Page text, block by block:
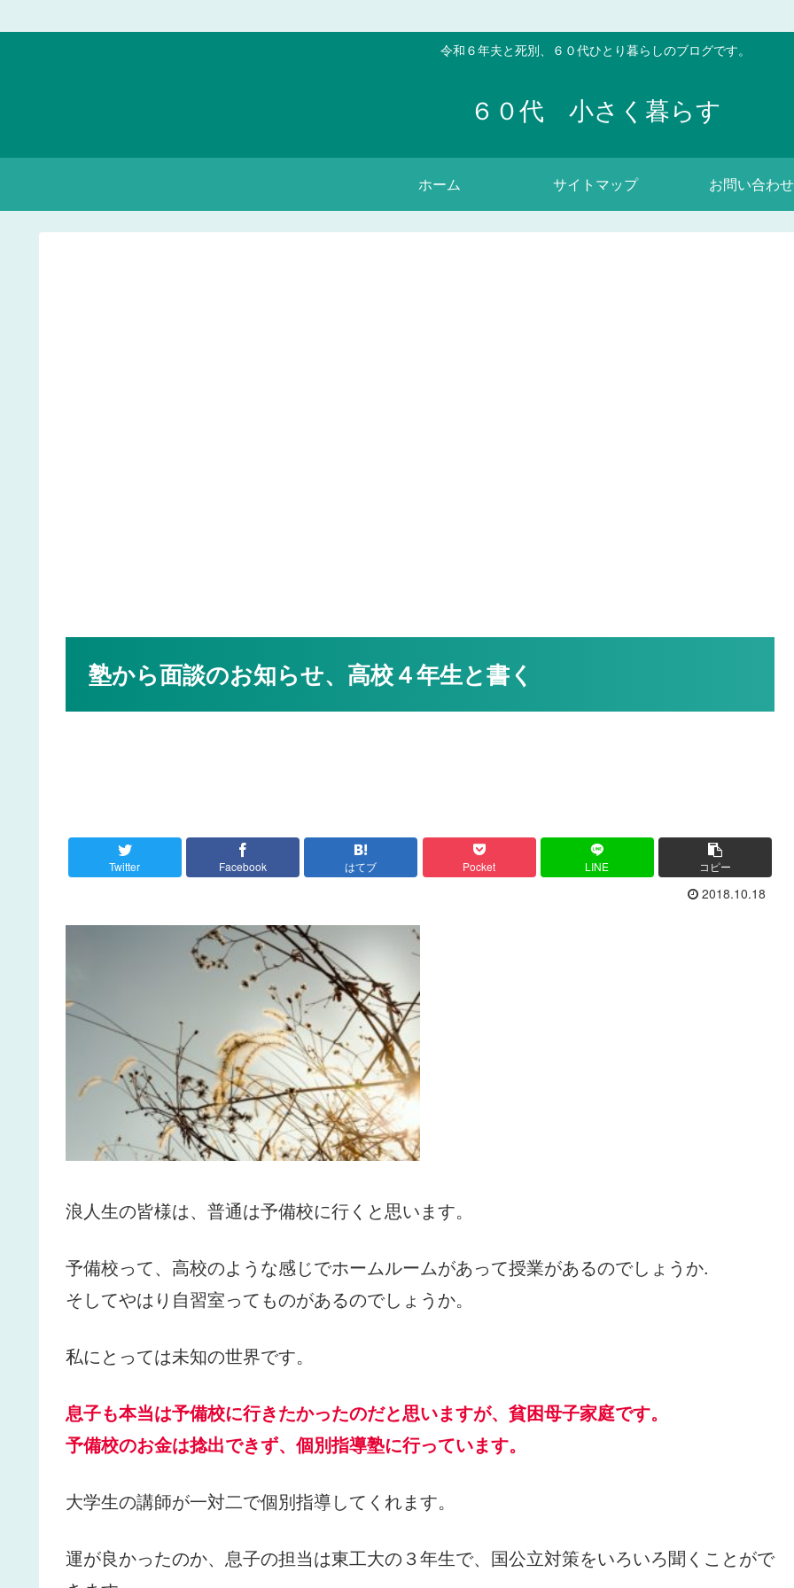
令和６年夫と死別、６０代ひとり暮らしのブログです。
６０代 小さく暮らす
ホーム サイトマップ お問い合わせ
塾から面談のお知らせ、高校４年生と書く
Twitter Facebook はてブ Pocket LINE コピー
2018.10.18
浪人生の皆様は、普通は予備校に行くと思います。
予備校って、高校のような感じでホームルームがあって授業があるのでしょうか.
そしてやはり自習室ってものがあるのでしょうか。
私にとっては未知の世界です。
息子も本当は予備校に行きたかったのだと思いますが、貧困母子家庭です。
予備校のお金は捻出できず、個別指導塾に行っています。
大学生の講師が一対二で個別指導してくれます。
運が良かったのか、息子の担当は東工大の３年生で、国公立対策をいろいろ聞くことがで